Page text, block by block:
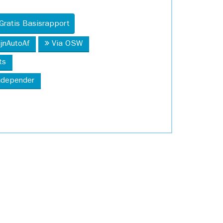
Basisrapport
Via OSW